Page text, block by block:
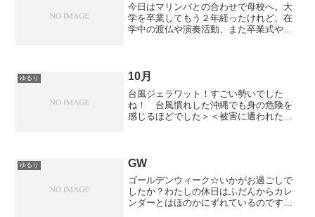
今日はマリンバとの合わせで母校へ。大
学を卒業してもう２年経ったけれど、在
学中の渡仏や演奏活動、また卒業式やイ
があったのね。でも久しぶ...
ゆるり 10月
台風ジェラワット！すごい勢いでした
ね！ 台風慣れした沖縄でも身の危険を
感じるほどでした＞＜被害に遭われた
ょう！＃さて明日から宮崎入り...
ゆるり GW
ゴールデンウィーク☆いかがお過ごしで
したか？わたしの休日はふだんからカレ
ンダーとはほのかにずれているのです